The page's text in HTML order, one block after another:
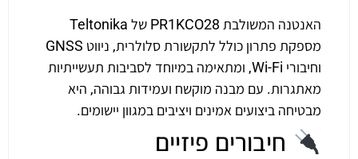
האנטנה המשולבת PR1KCO28 של Teltonika
מספקת פתרון כולל לתקשורת סלולרית, ניווט GNSS
וחיבורי Wi-Fi, ומתאימה במיוחד לסביבות תעשייתיות
מאתגרות. עם מבנה מוקשח ועמידות גבוהה, היא
מבטיחה ביצועים אמינים ויציבים במגוון יישומים.
חיבורים פיזיים